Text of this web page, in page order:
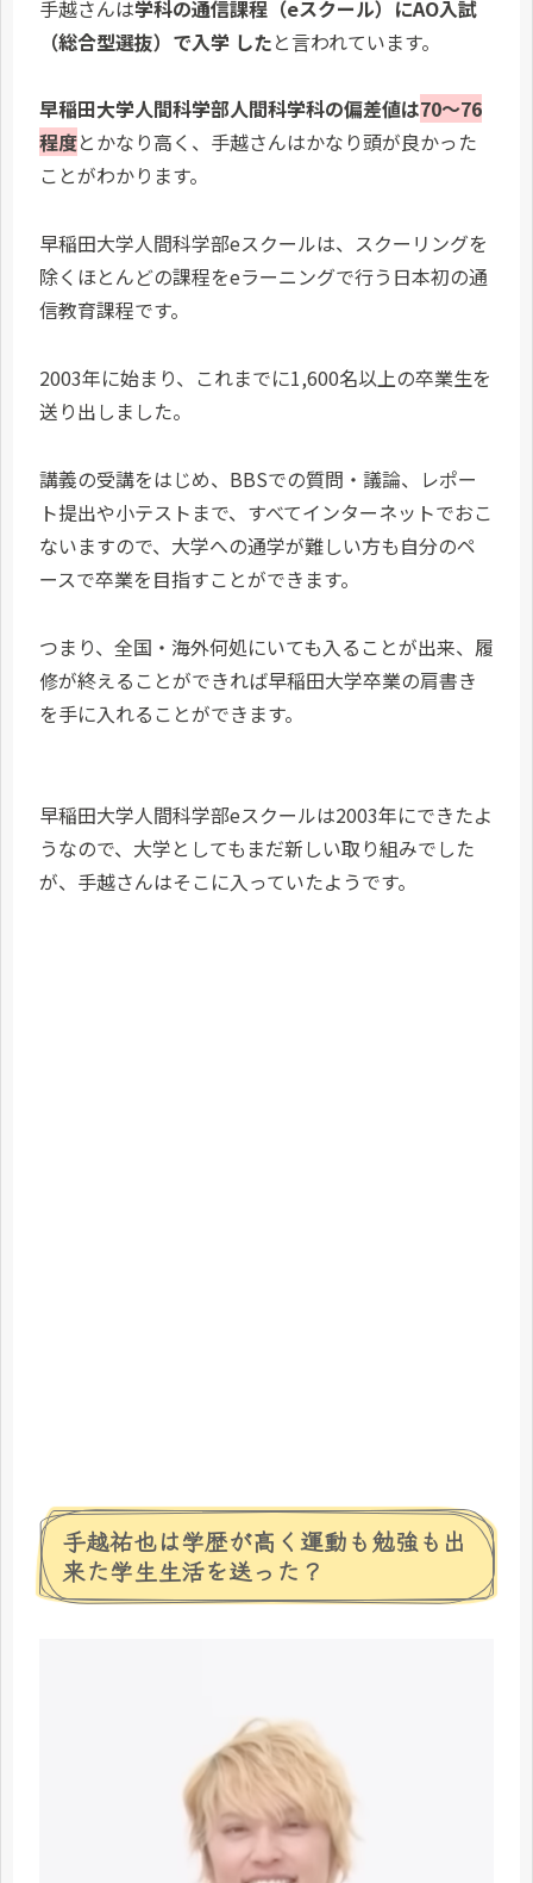
手越さんは学科の通信課程（eスクール）にAO入試
（総合型選抜）で入学 したと言われています。
早稲田大学人間科学部人間科学科の偏差値は70～76
程度とかなり高く、手越さんはかなり頭が良かった
ことがわかります。
早稲田大学人間科学部eスクールは、スクーリングを
除くほとんどの課程をeラーニングで行う日本初の通
信教育課程です。
2003年に始まり、これまでに1,600名以上の卒業生を
送り出しました。
講義の受講をはじめ、BBSでの質問・議論、レポー
ト提出や小テストまで、すべてインターネットでおこ
ないますので、大学への通学が難しい方も自分のペ
ースで卒業を目指すことができます。
つまり、全国・海外何処にいても入ることが出来、履
修が終えることができれば早稲田大学卒業の肩書き
を手に入れることができます。
早稲田大学人間科学部eスクールは2003年にできたよ
うなので、大学としてもまだ新しい取り組みでした
が、手越さんはそこに入っていたようです。
手越祐也は学歴が高く運動も勉強も出
来た学生生活を送った？